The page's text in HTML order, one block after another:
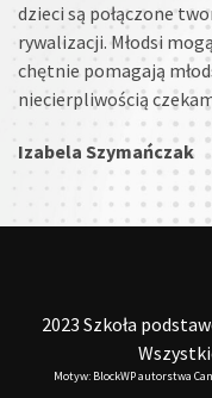
dzieci są połączone
rywalizacji. Młodsi
chętnie pomagają
niecierpliwością
Izabela Szymańczak
2023 Szkoła
Motyw: BlockWP autorstwa